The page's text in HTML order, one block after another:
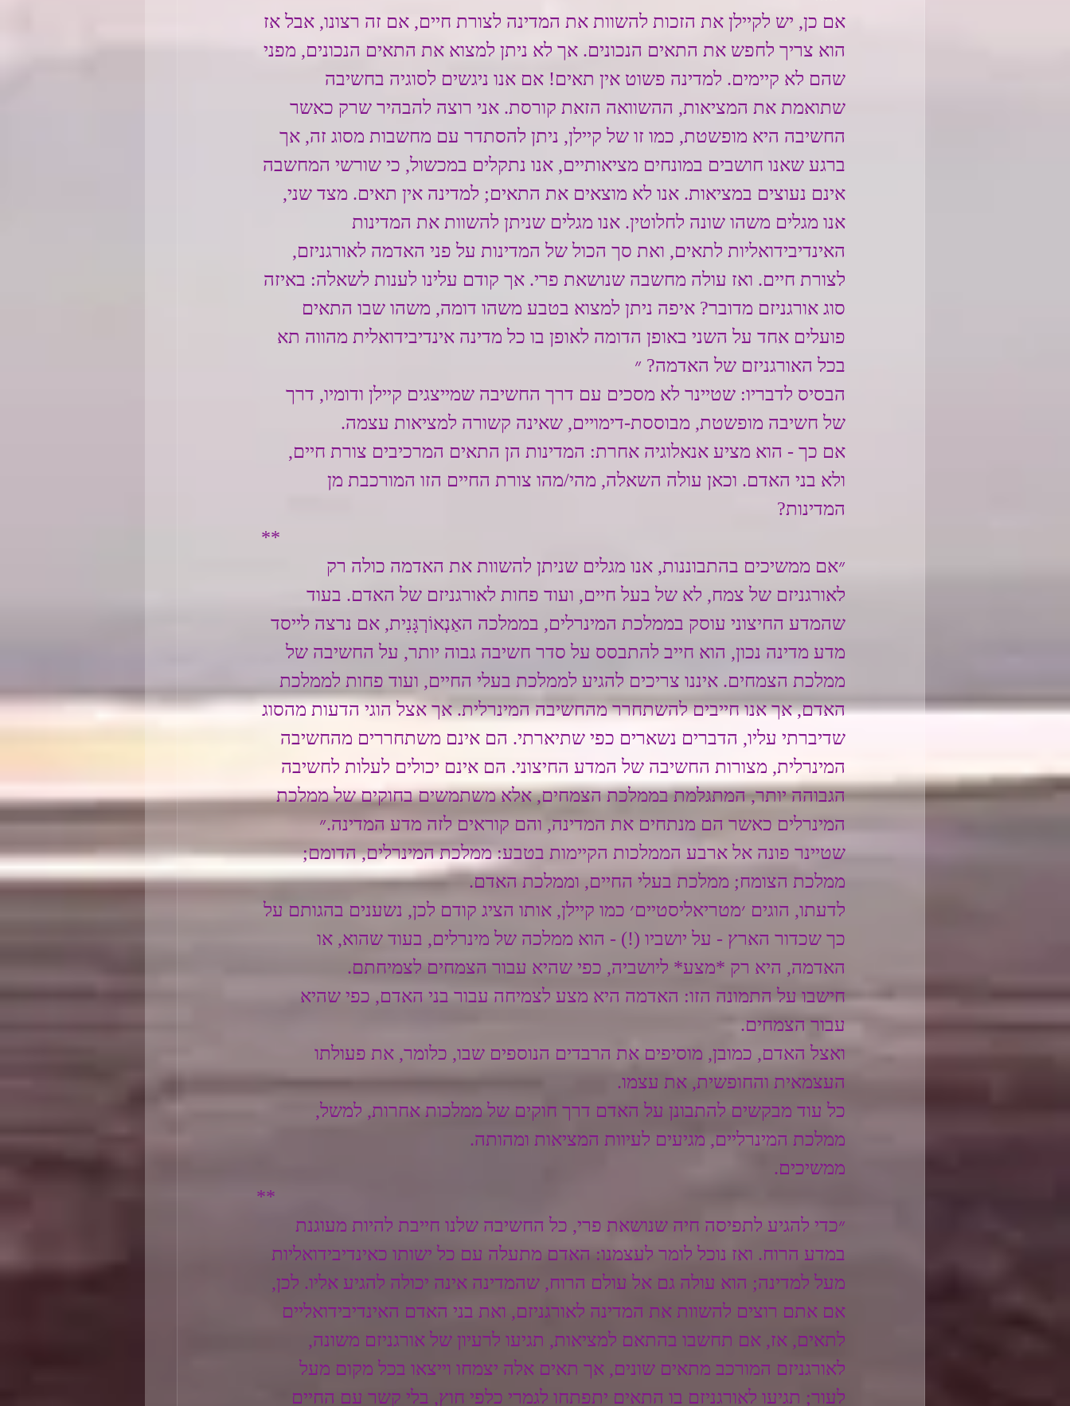
אם כן, יש לקיילן את הזכות להשוות את המדינה לצורת חיים, אם זה רצונו, אבל אז
הוא צריך לחפש את התאים הנכונים. אך לא ניתן למצוא את התאים הנכונים, מפני
שהם לא קיימים. למדינה פשוט אין תאים! אם אנו ניגשים לסוגיה בחשיבה
שתואמת את המציאות, ההשוואה הזאת קורסת. אני רוצה להבהיר שרק כאשר
החשיבה היא מופשטת, כמו זו של קיילן, ניתן להסתדר עם מחשבות מסוג זה, אך
ברגע שאנו חושבים במונחים מציאותיים, אנו נתקלים במכשול, כי שורשי המחשבה
אינם נעוצים במציאות. אנו לא מוצאים את התאים; למדינה אין תאים. מצד שני,
אנו מגלים משהו שונה לחלוטין. אנו מגלים שניתן להשוות את המדינות
האינדיבידואליות לתאים, ואת סך הכול של המדינות על פני האדמה לאורגניזם,
לצורת חיים. ואז עולה מחשבה שנושאת פרי. אך קודם עלינו לענות לשאלה: באיזה
סוג אורגניזם מדובר? איפה ניתן למצוא בטבע משהו דומה, משהו שבו התאים
פועלים אחד על השני באופן הדומה לאופן בו כל מדינה אינדיבידואלית מהווה תא
בכל האורגניזם של האדמה? ״
הבסיס לדבריו: שטיינר לא מסכים עם דרך החשיבה שמייצגים קיילן ודומיו, דרך
של חשיבה מופשטת, מבוססת-דימויים, שאינה קשורה למציאות עצמה.
אם כך - הוא מציע אנאלוגיה אחרת: המדינות הן התאים המרכיבים צורת חיים,
ולא בני האדם. וכאן עולה השאלה, מהי/מהו צורת החיים הזו המורכבת מן
המדינות?
**
״אם ממשיכים בהתבוננות, אנו מגלים שניתן להשוות את האדמה כולה רק
לאורגניזם של צמח, לא של בעל חיים, ועוד פחות לאורגניזם של האדם. בעוד
שהמדע החיצוני עוסק בממלכת המינרלים, בממלכה האַנְאוֹרְגָּנִית, אם נרצה לייסד
מדע מדינה נכון, הוא חייב להתבסס על סדר חשיבה גבוה יותר, על החשיבה של
ממלכת הצמחים. איננו צריכים להגיע לממלכת בעלי החיים, ועוד פחות לממלכת
האדם, אך אנו חייבים להשתחרר מהחשיבה המינרלית. אך אצל הוגי הדעות מהסוג
שדיברתי עליו, הדברים נשארים כפי שתיארתי. הם אינם משתחררים מהחשיבה
המינרלית, מצורות החשיבה של המדע החיצוני. הם אינם יכולים לעלות לחשיבה
הגבוהה יותר, המתגלמת בממלכת הצמחים, אלא משתמשים בחוקים של ממלכת
המינרלים כאשר הם מנתחים את המדינה, והם קוראים לזה מדע המדינה.״
שטיינר פונה אל ארבע הממלכות הקיימות בטבע: ממלכת המינרלים, הדומם;
ממלכת הצומח; ממלכת בעלי החיים, וממלכת האדם.
לדעתו, הוגים ׳מטריאליסטיים׳ כמו קיילן, אותו הציג קודם לכן, נשענים בהגותם על
כך שכדור הארץ - על יושביו (!) - הוא ממלכה של מינרלים, בעוד שהוא, או
האדמה, היא רק *מצע* ליושביה, כפי שהיא עבור הצמחים לצמיחתם.
חישבו על התמונה הזו: האדמה היא מצע לצמיחה עבור בני האדם, כפי שהיא
עבור הצמחים.
ואצל האדם, כמובן, מוסיפים את הרבדים הנוספים שבו, כלומר, את פעולתו
העצמאית והחופשית, את עצמו.
כל עוד מבקשים להתבונן על האדם דרך חוקים של ממלכות אחרות, למשל,
ממלכת המינרליים, מגיעים לעיוות המציאות ומהותה.
ממשיכים.
**
״כדי להגיע לתפיסה חיה שנושאת פרי, כל החשיבה שלנו חייבת להיות מעוגנת
במדע הרוח. ואז נוכל לומר לעצמנו: האדם מתעלה עם כל ישותו כאינדיבידואליות
מעל למדינה; הוא עולה גם אל עולם הרוח, שהמדינה אינה יכולה להגיע אליו. לכן,
אם אתם רוצים להשוות את המדינה לאורגניזם, ואת בני האדם האינדיבידואליים
לתאים, אז, אם תחשבו בהתאם למציאות, תגיעו לרעיון של אורגניזם משונה,
לאורגניזם המורכב מתאים שונים, אך תאים אלה יצמחו וייצאו בכל מקום מעל
לעור; תגיעו לאורגניזם בו התאים יתפתחו לגמרי כלפי חוץ, בלי קשר עם החיים